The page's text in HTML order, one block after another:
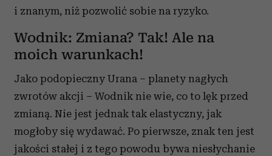
i znanym, niż pozwolić sobie na ryzyko.
Wodnik: Zmiana? Tak! Ale na
moich warunkach!
Jako podopieczny Urana – planety nagłych
zwrotów akcji – Wodnik nie wie, co to lęk przed
zmianą. Nie jest jednak tak elastyczny, jak
mogłoby się wydawać. Po pierwsze, znak ten jest
jakości stałej i z tego powodu bywa niesłychanie